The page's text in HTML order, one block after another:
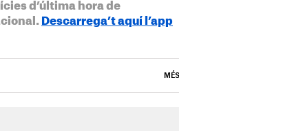
d’última hora de
Descarrega’t aquí l’app
MÉS